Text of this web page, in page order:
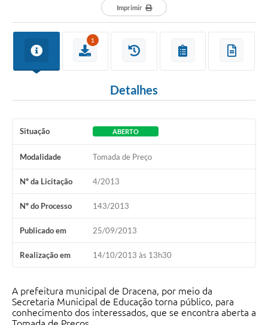
Imprimir
1
Detalhes
Situação ABERTO
Modalidade Tomada de Preço
Nº da Licitação 4/2013
Nº do Processo 143/2013
Publicado em 25/09/2013
Realização em 14/10/2013 às 13h30
A prefeitura municipal de Dracena, por meio da
Secretaria Municipal de Educação torna público, para
conhecimento dos interessados, que se encontra aberta a